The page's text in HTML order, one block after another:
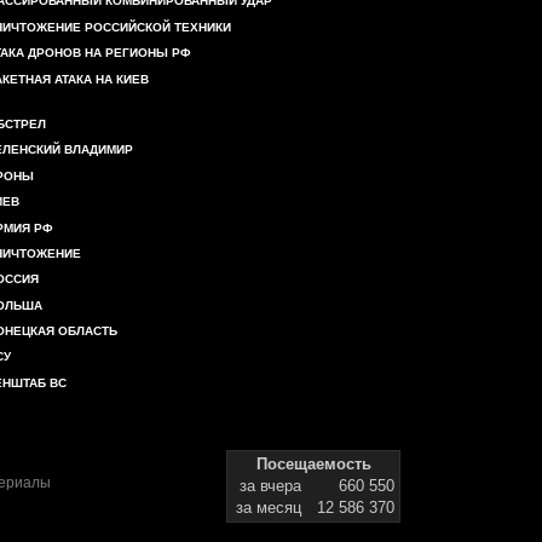
РОССИЙСКОЙ ТЕХНИКИ
ДРОНОВ НА РЕГИОНЫ РФ
АТАКА НА КИЕВ
ВЛАДИМИР
РФ
ОБЛАСТЬ
ВС
Посещаемость
за вчера
660 550
за месяц
12 586 370